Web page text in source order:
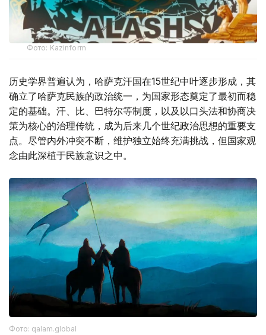
Фото: Kazinform
历史学界普遍认为，哈萨克汗国在15世纪中叶逐步形成，其
确立了哈萨克民族的政治统一，为国家形态奠定了最初而稳
定的基础。汗、比、巴特尔等制度，以及以口头法和协商决
策为核心的治理传统，成为后来几个世纪政治思想的重要支
点。尽管内外冲突不断，维护独立始终充满挑战，但国家观
念由此深植于民族意识之中。
Фото: qalam.global